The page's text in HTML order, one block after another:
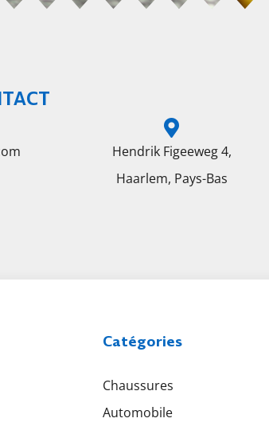
Hendrik Figeeweg 4,
Haarlem, Pays-Bas
Catégories
Chaussures
Automobile